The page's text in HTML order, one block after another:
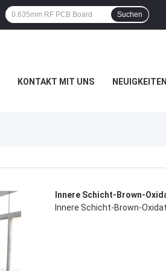
Suchen
KONTAKT MIT UNS NEUIGKEITEN
Laminierungs-Ausrüstung
Laminierungs-Ausrüstung